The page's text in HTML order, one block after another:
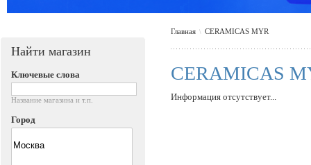
Главная \ CERAMICAS MYR
CERAMICAS
Информация отсутствует...
Найти магазин
Ключевые слова
Название магазина и т.п.
Город